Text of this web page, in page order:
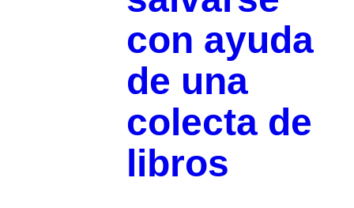
con ayuda
de una
colecta de
libros